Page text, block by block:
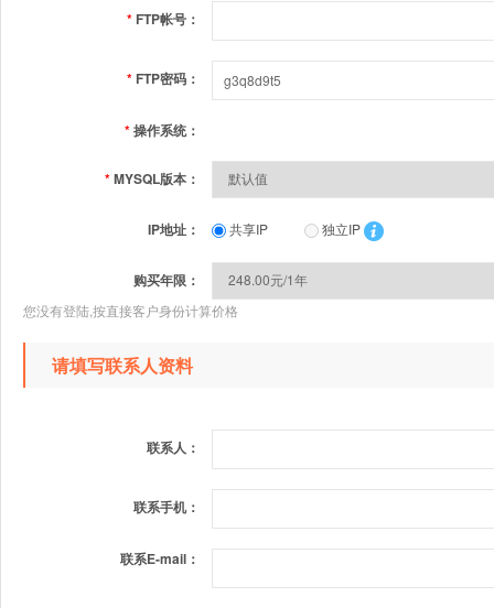
* FTP帐号：
* FTP密码：
*操作系统：
*MYSQL版本：
IP地址： 共享IP 独立IP
购买年限：
您没有登陆,按直接客户身份计算价格
请填写联系人资料
联系人：
联系手机：
联系E-mail：